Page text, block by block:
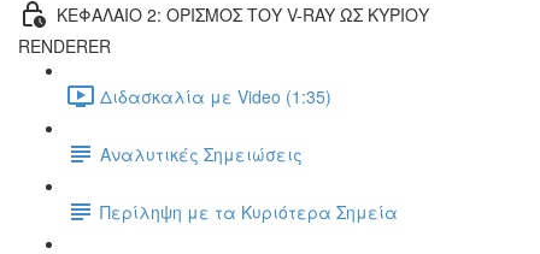
ΚΕΦΑΛΑΙΟ 2: ΟΡΙΣΜΟΣ ΤΟΥ V-RAY ΩΣ ΚΥΡΙΟΥ
RENDERER
Διδασκαλία με Video (1:35)
Αναλυτικές Σημειώσεις
Περίληψη με τα Κυριότερα Σημεία